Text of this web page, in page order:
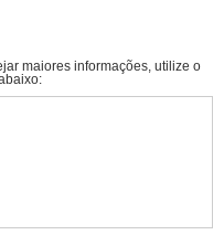
maiores informações, utilize o